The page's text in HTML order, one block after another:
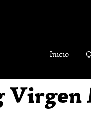
Inicio
Virgen